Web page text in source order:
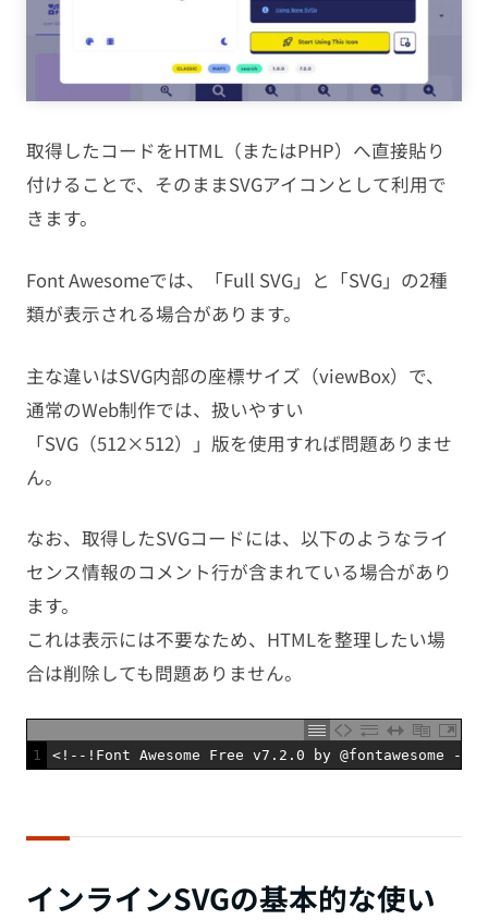
取得したコードをHTML（またはPHP）へ直接貼り
付けることで、そのままSVGアイコンとして利用で
きます。
Font Awesomeでは、「Full SVG」と「SVG」の2種
類が表示される場合があります。
主な違いはSVG内部の座標サイズ（viewBox）で、
通常のWeb制作では、扱いやすい
「SVG（512×512）」版を使用すれば問題ありませ
ん。
なお、取得したSVGコードには、以下のようなライ
センス情報のコメント行が含まれている場合があり
ます。
これは表示には不要なため、HTMLを整理したい場
合は削除しても問題ありません。
1 < ! -- ! Font Awesome Free v7 . 2.0 by @fontawesome -
インラインSVGの基本的な使い